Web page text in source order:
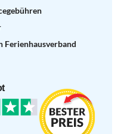
Ferienhausverband